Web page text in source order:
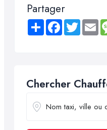
Partager
Share FacebookTwitter
Chercher